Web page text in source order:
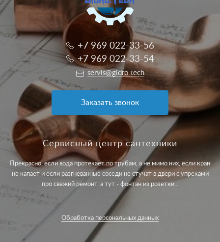
+7 969 022-33-56
+7 969 022-33-54
servis@gidro.tech
Заказать звонок
Сервисный центр сантехники
Прекрасно, если вода протекает по трубам, а не мимо них, если кран
не капает и если разгневанные соседи не стучат в двери с упреками
про свежий ремонт, а тут - фонтан из розетки...
Обработка персональных данных